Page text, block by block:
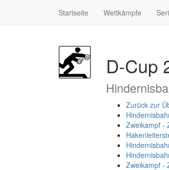
Startseite Wettkämpfe
D-Cup
Zurück zur
Zweikampf -
Zweikampf -